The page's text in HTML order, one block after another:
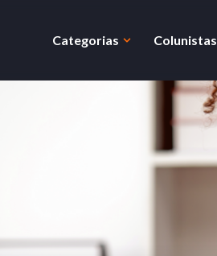
Categorias Colunistas